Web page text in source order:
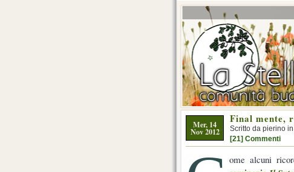
Mer, 14
Nov 2012
Final mente,
Scritto da pierino in
[21] Commenti
ome alcuni